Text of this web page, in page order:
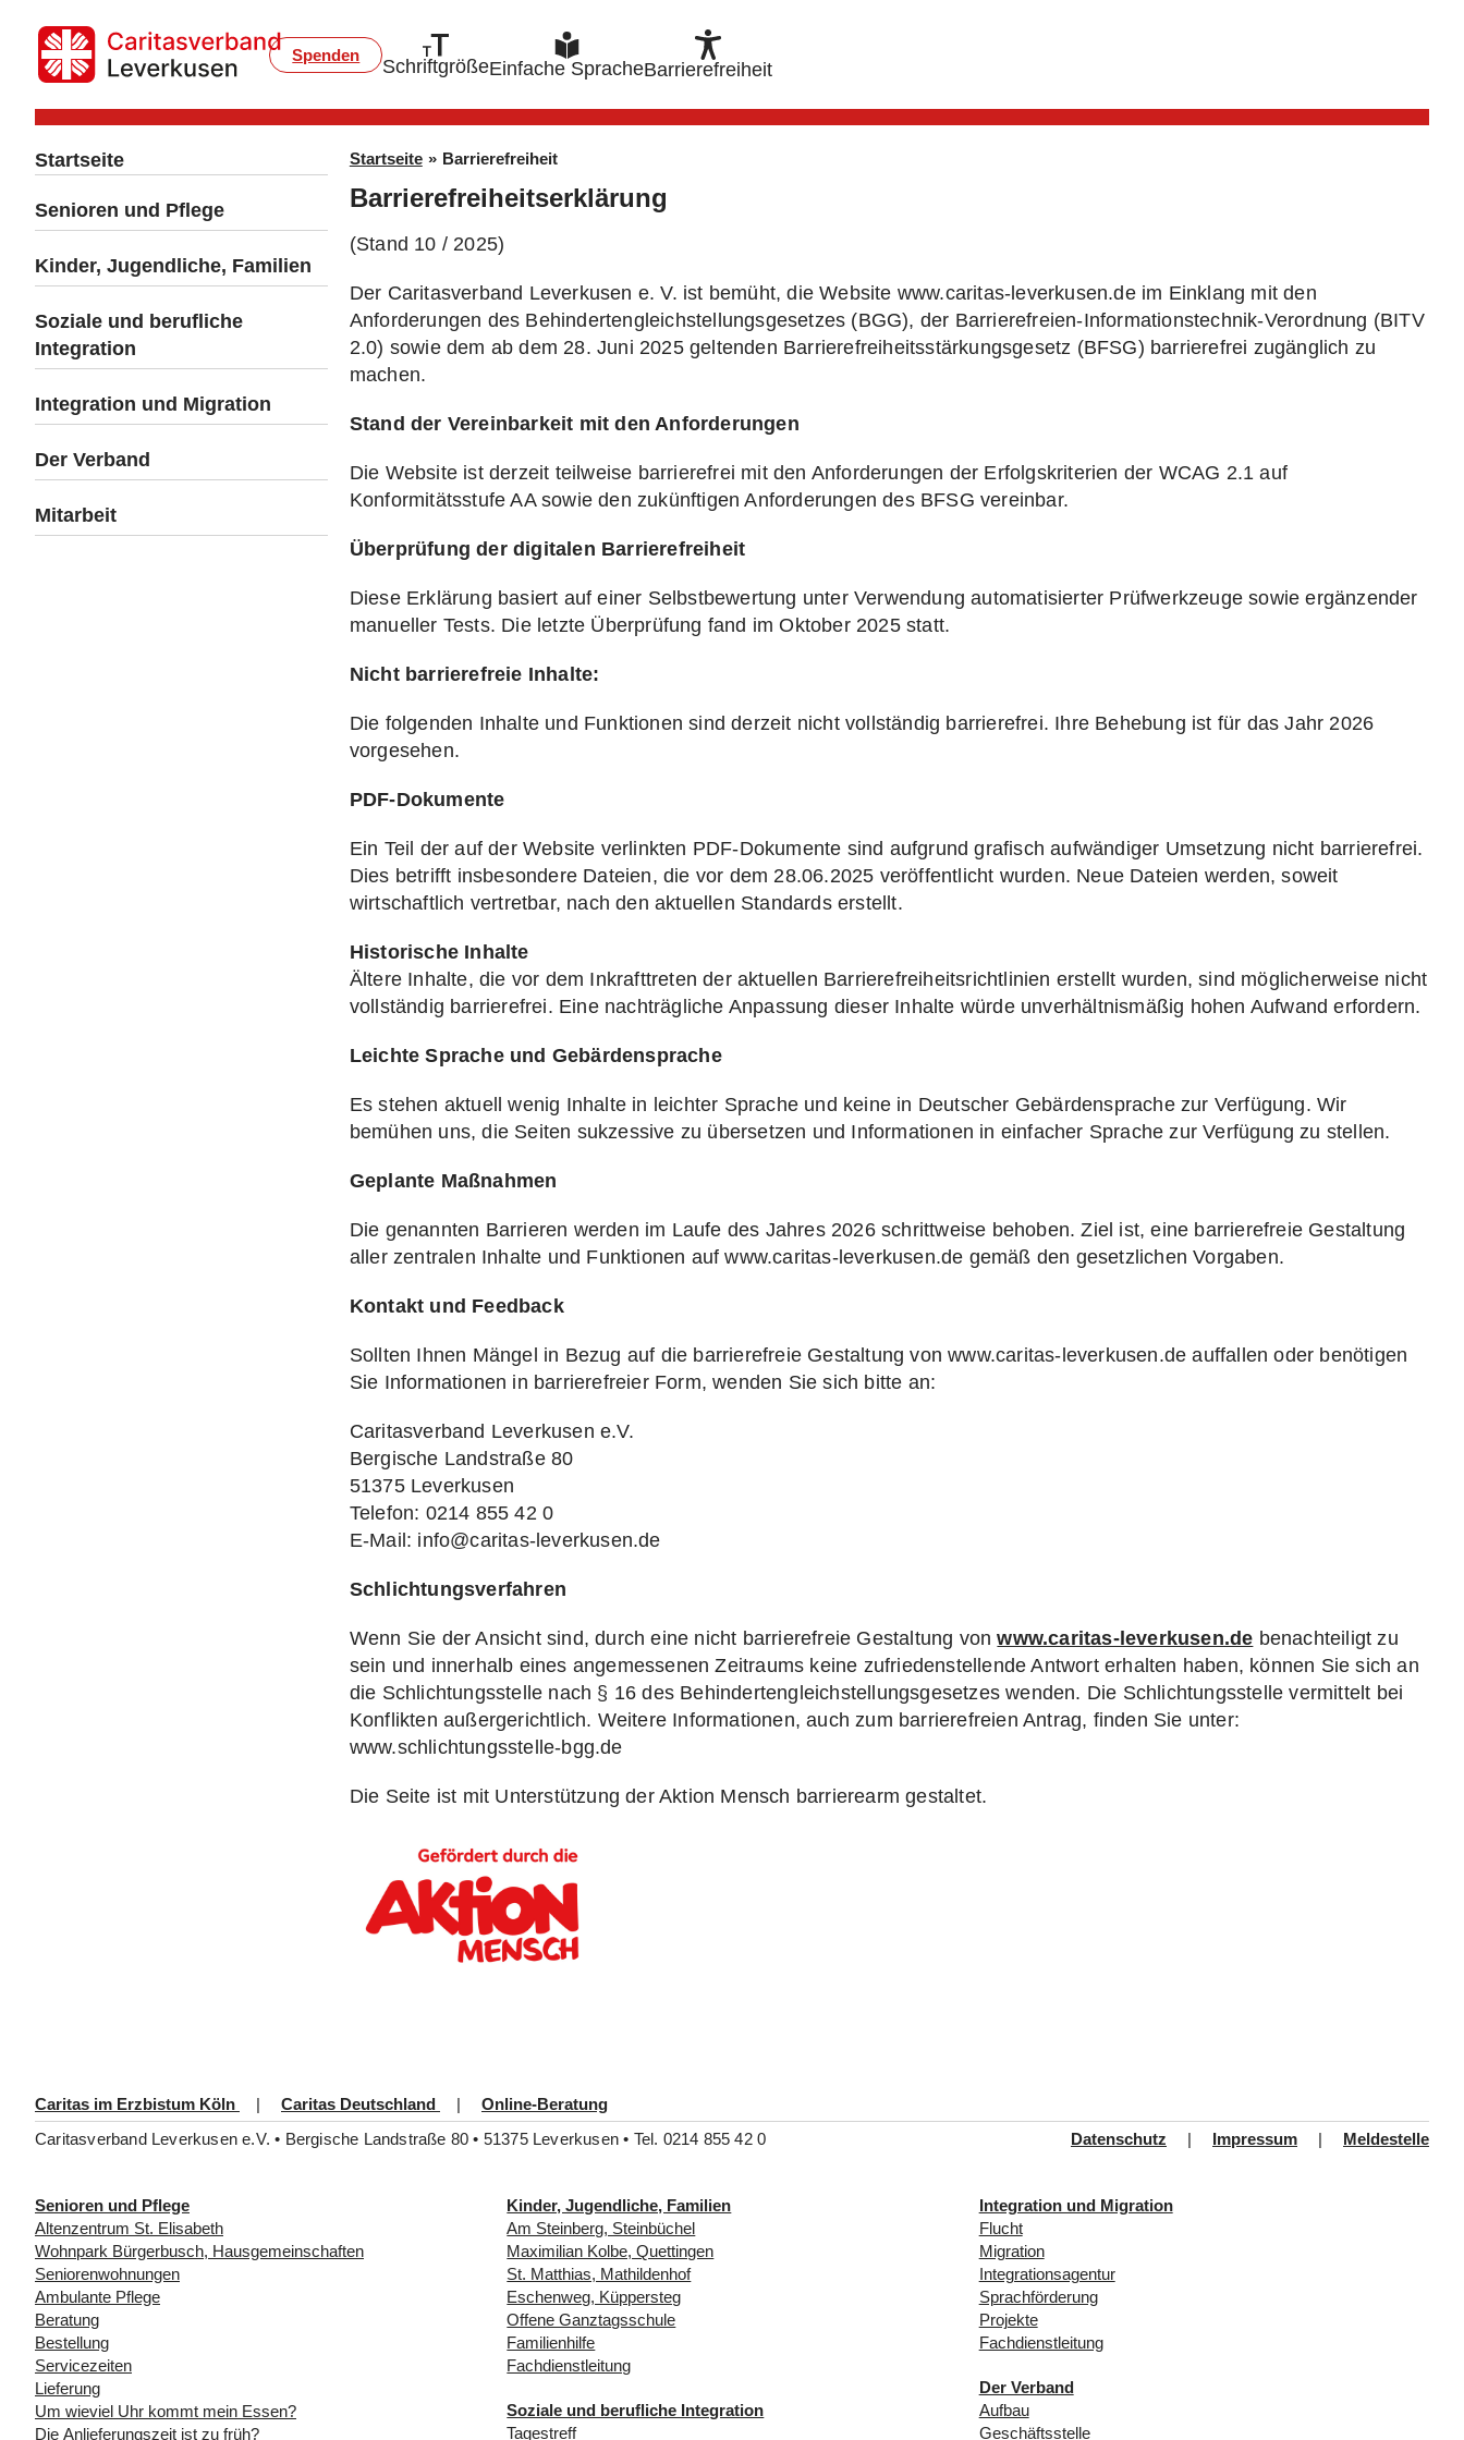
Spenden
SchriftgrößeEinfache SpracheBarrierefreiheit
Startseite
Senioren und Pflege
Kinder, Jugendliche, Familien
Soziale und berufliche
Integration
Integration und Migration
Der Verband
Mitarbeit
Startseite » Barrierefreiheit
Barrierefreiheitserklärung
(Stand 10 / 2025)
Der Caritasverband Leverkusen e. V. ist bemüht, die Website www.caritas-leverkusen.de im Einklang mit den
Anforderungen des Behindertengleichstellungsgesetzes (BGG), der Barrierefreien-Informationstechnik-Verordnung (BITV
2.0) sowie dem ab dem 28. Juni 2025 geltenden Barrierefreiheitsstärkungsgesetz (BFSG) barrierefrei zugänglich zu
machen.
Stand der Vereinbarkeit mit den Anforderungen
Die Website ist derzeit teilweise barrierefrei mit den Anforderungen der Erfolgskriterien der WCAG 2.1 auf
Konformitätsstufe AA sowie den zukünftigen Anforderungen des BFSG vereinbar.
Überprüfung der digitalen Barrierefreiheit
Diese Erklärung basiert auf einer Selbstbewertung unter Verwendung automatisierter Prüfwerkzeuge sowie ergänzender
manueller Tests. Die letzte Überprüfung fand im Oktober 2025 statt.
Nicht barrierefreie Inhalte:
Die folgenden Inhalte und Funktionen sind derzeit nicht vollständig barrierefrei. Ihre Behebung ist für das Jahr 2026
vorgesehen.
PDF-Dokumente
Ein Teil der auf der Website verlinkten PDF-Dokumente sind aufgrund grafisch aufwändiger Umsetzung nicht barrierefrei.
Dies betrifft insbesondere Dateien, die vor dem 28.06.2025 veröffentlicht wurden. Neue Dateien werden, soweit
wirtschaftlich vertretbar, nach den aktuellen Standards erstellt.
Historische Inhalte
Ältere Inhalte, die vor dem Inkrafttreten der aktuellen Barrierefreiheitsrichtlinien erstellt wurden, sind möglicherweise nicht
vollständig barrierefrei. Eine nachträgliche Anpassung dieser Inhalte würde unverhältnismäßig hohen Aufwand erfordern.
Leichte Sprache und Gebärdensprache
Es stehen aktuell wenig Inhalte in leichter Sprache und keine in Deutscher Gebärdensprache zur Verfügung. Wir
bemühen uns, die Seiten sukzessive zu übersetzen und Informationen in einfacher Sprache zur Verfügung zu stellen.
Geplante Maßnahmen
Die genannten Barrieren werden im Laufe des Jahres 2026 schrittweise behoben. Ziel ist, eine barrierefreie Gestaltung
aller zentralen Inhalte und Funktionen auf www.caritas-leverkusen.de gemäß den gesetzlichen Vorgaben.
Kontakt und Feedback
Sollten Ihnen Mängel in Bezug auf die barrierefreie Gestaltung von www.caritas-leverkusen.de auffallen oder benötigen
Sie Informationen in barrierefreier Form, wenden Sie sich bitte an:
Caritasverband Leverkusen e.V.
Bergische Landstraße 80
51375 Leverkusen
Telefon: 0214 855 42 0
E-Mail: info@caritas-leverkusen.de
Schlichtungsverfahren
Wenn Sie der Ansicht sind, durch eine nicht barrierefreie Gestaltung vonwww.caritas-leverkusen.de benachteiligt zu
sein und innerhalb eines angemessenen Zeitraums keine zufriedenstellende Antwort erhalten haben, können Sie sich an
die Schlichtungsstelle nach § 16 des Behindertengleichstellungsgesetzes wenden. Die Schlichtungsstelle vermittelt bei
Konflikten außergerichtlich. Weitere Informationen, auch zum barrierefreien Antrag, finden Sie unter:
www.schlichtungsstelle-bgg.de
Die Seite ist mit Unterstützung der Aktion Mensch barrierearm gestaltet.
Caritas im Erzbistum Köln | Caritas Deutschland |
Online-Beratung
Caritasverband Leverkusen e.V. • Bergische Landstraße 80 • 51375 Leverkusen • Tel. 0214 855 42 0
Datenschutz | Impressum | Meldestelle
Senioren und Pflege
Altenzentrum St. Elisabeth
Wohnpark Bürgerbusch, Hausgemeinschaften
Seniorenwohnungen
Ambulante Pflege
Beratung
Bestellung
Servicezeiten
Lieferung
Um wieviel Uhr kommt mein Essen?
Die Anlieferungszeit ist zu früh?
Kinder, Jugendliche, Familien
Am Steinberg, Steinbüchel
Maximilian Kolbe, Quettingen
St. Matthias, Mathildenhof
Eschenweg, Küppersteg
Offene Ganztagsschule
Familienhilfe
Fachdienstleitung
Soziale und berufliche Integration
Tagestreff
Integration und Migration
Flucht
Migration
Integrationsagentur
Sprachförderung
Projekte
Fachdienstleitung
Der Verband
Aufbau
Geschäftsstelle